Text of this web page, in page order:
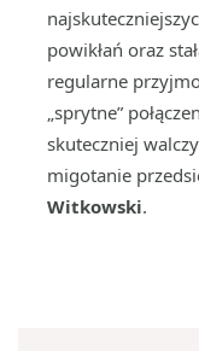
powikłań oraz
regularne
„sprytne”
skuteczniej
migotanie
Witkowski.